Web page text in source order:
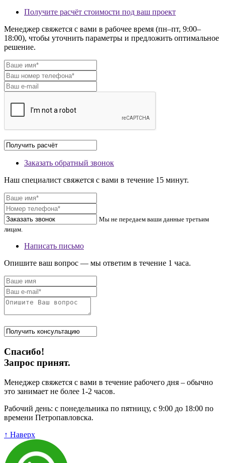
Получите расчёт стоимости под ваш проект
Менеджер свяжется с вами в рабочее время (пн–пт, 9:00–
18:00), чтобы уточнить параметры и предложить оптимальное
решение.
Заказать обратный звонок
Наш специалист свяжется с вами в течение 15 минут.
Мы не передаем ваши данные третьим
лицам.
Написать письмо
Опишите ваш вопрос — мы ответим в течение 1 часа.
Спасибо!
Запрос принят.
Менеджер свяжется с вами в течение рабочего дня – обычно
это занимает не более 1-2 часов.
Рабочий день: с понедельника по пятницу, с 9:00 до 18:00 по
времени Петропавловска.
↑ Наверх